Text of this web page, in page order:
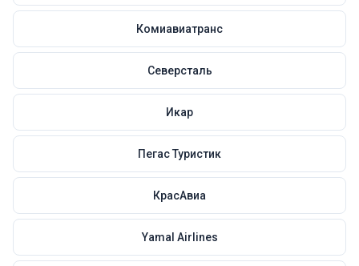
Комиавиатранс
Северсталь
Икар
Пегас Туристик
КрасАвиа
Yamal Airlines